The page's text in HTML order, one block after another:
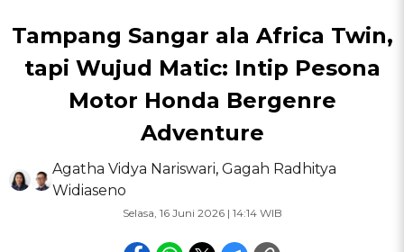
Tampang Sangar ala Africa Twin,
tapi Wujud Matic: Intip Pesona
Motor Honda Bergenre
Adventure
Agatha Vidya Nariswari, Gagah Radhitya
Widiaseno
Selasa, 16 Juni 2026 | 14:14 WIB